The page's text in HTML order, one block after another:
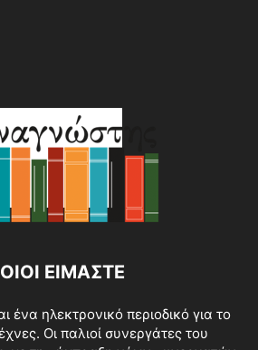
ΕΙΜΑΣΤΕ
ένα ηλεκτρονικό περιοδικό για το
Οι παλιοί συνεργάτες του